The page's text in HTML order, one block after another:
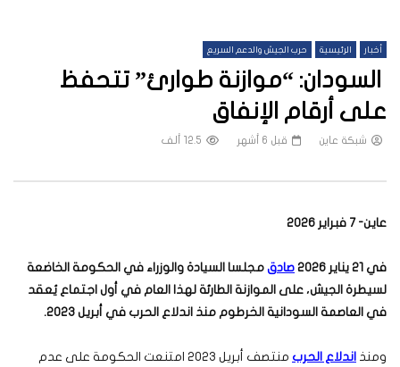
أخبار الرئيسية حرب الجيش والدعم السريع
السودان: “موازنة طوارئ” تتحفظ
على أرقام الإنفاق
شبكة عاين قبل 6 أشهر 12.5 ألف
عاين- 7 فبراير 2026
في 21 يناير 2026 صادق مجلسا السيادة والوزراء في الحكومة الخاضعة
لسيطرة الجيش، على الموازنة الطارئة لهذا العام في أول اجتماع يُعقد
في العاصمة السودانية الخرطوم منذ اندلاع الحرب في أبريل 2023.
ومنذ اندلاع الحرب
منتصف أبريل 2023 امتنعت الحكومة على عدم